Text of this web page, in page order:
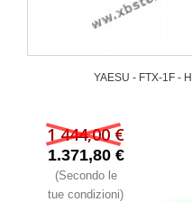
YAESU - FTX-1F -
1 444,00 €
1.371,80 €
(Secondo le
tue condizioni)